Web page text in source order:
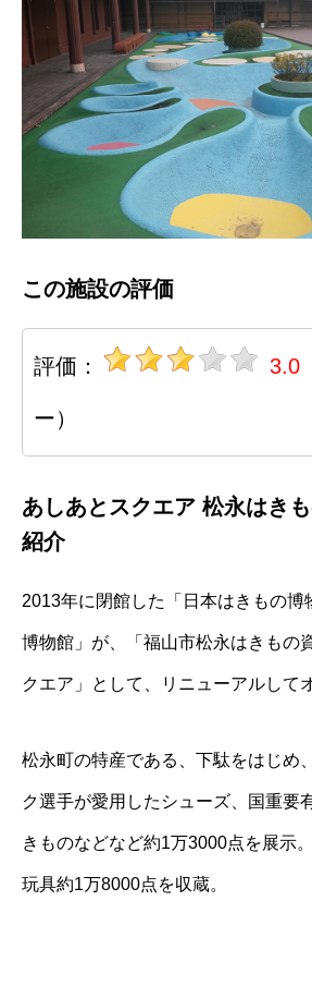
この施設の評価
評価： 3.0
ー）
あしあとスクエア 松永はき
紹介
2013年に閉館した「日本はきもの博
博物館」が、「福山市松永はきも
クエア」として、リニューアルして
松永町の特産である、下駄をはじめ
ク選手が愛用したシューズ、国重要
きものなどなど約1万3000点を展示
玩具約1万8000点を収蔵。